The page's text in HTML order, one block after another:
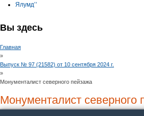
Ялумд’’
Вы здесь
Главная
»
Выпуск № 97 (21582) от 10 сентября 2024 г.
»
Монументалист северного пейзажа
Монументалист северного